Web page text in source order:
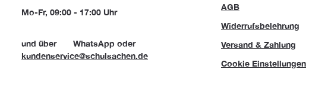
Mo-Fr, 09:00 - 17:00 Uhr
und über WhatsApp oder
kundenservice@schulsachen.de
AGB
Widerrufsbelehrung
Versand & Zahlung
Cookie Einstellungen